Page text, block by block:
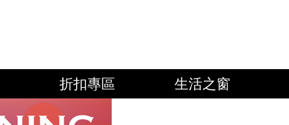
折扣專區 生活之窗